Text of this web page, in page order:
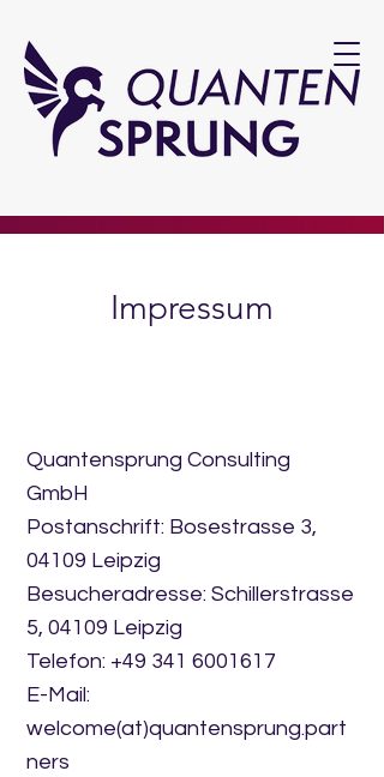
Impressum
Quantensprung Consulting
GmbH
Postanschrift: Bosestrasse 3,
04109 Leipzig
Besucheradresse: Schillerstrasse
5, 04109 Leipzig
Telefon: +49 341 6001617
E-Mail:
welcome(at)quantensprung.part
ners